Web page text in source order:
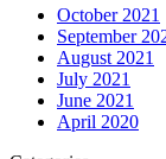
October 2021
September
August 2021
July 2021
June 2021
April 2020